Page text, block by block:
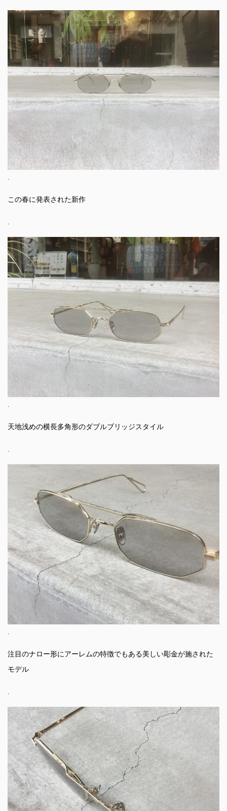
.
この春に発表された新作
.
.
天地浅めの横長多角形のダブルブリッジスタイル
.
.
注目のナロー形にアーレムの特徴でもある美しい彫金が施された
モデル
.